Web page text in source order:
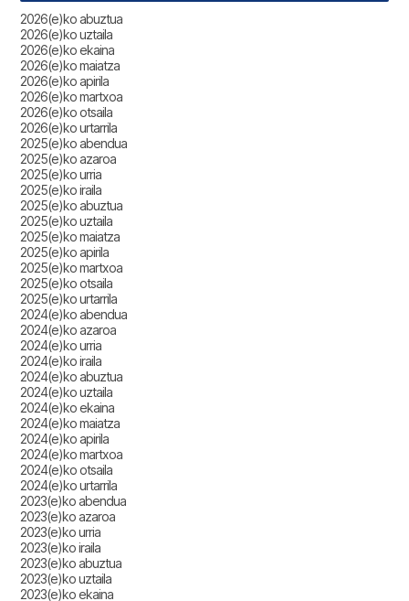
2026(e)ko abuztua
2026(e)ko uztaila
2026(e)ko ekaina
2026(e)ko maiatza
2026(e)ko apirila
2026(e)ko martxoa
2026(e)ko otsaila
2026(e)ko urtarrila
2025(e)ko abendua
2025(e)ko azaroa
2025(e)ko urria
2025(e)ko iraila
2025(e)ko abuztua
2025(e)ko uztaila
2025(e)ko maiatza
2025(e)ko apirila
2025(e)ko martxoa
2025(e)ko otsaila
2025(e)ko urtarrila
2024(e)ko abendua
2024(e)ko azaroa
2024(e)ko urria
2024(e)ko iraila
2024(e)ko abuztua
2024(e)ko uztaila
2024(e)ko ekaina
2024(e)ko maiatza
2024(e)ko apirila
2024(e)ko martxoa
2024(e)ko otsaila
2024(e)ko urtarrila
2023(e)ko abendua
2023(e)ko azaroa
2023(e)ko urria
2023(e)ko iraila
2023(e)ko abuztua
2023(e)ko uztaila
2023(e)ko ekaina